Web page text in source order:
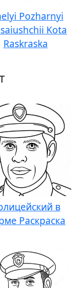
Pozharnyi
Kota
Raskraska
в
Раскраска